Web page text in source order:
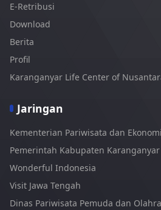
E-Retribusi
Download
Berita
Profil
Karanganyar Life Center of
Jaringan
Kementerian Pariwisata dan
Pemerintah Kabupaten Karanganyar
Wonderful Indonesia
Visit Jawa Tengah
Dinas Pariwisata Pemuda dan